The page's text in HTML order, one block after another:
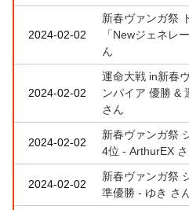
2024-02-02
新春ヴァンガ祭
「Newジェネレ
ん
2024-02-02
運命大戦 in新春
ンパイア 優勝 &
さん
2024-02-02
新春ヴァンガ祭
4位 - ArthurEX
2024-02-02
新春ヴァンガ祭
準優勝 - ゆき さ